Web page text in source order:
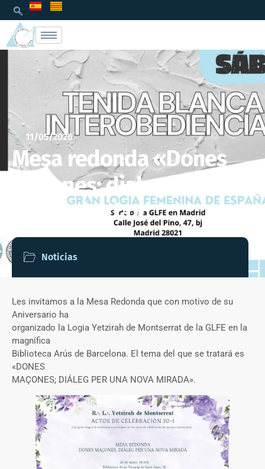
11/05/2026
Mesa redonda «Dones
Maçones; dialeg per una
nova mirada»
Noticias
Les invitamos a la Mesa Redonda que con motivo de su
Aniversario ha
organizado la Logia Yetzirah de Montserrat de la GLFE en la
magnífica
Biblioteca Arús de Barcelona. El tema del que se tratará es
«DONES
MAÇONES; DIÁLEG PER UNA NOVA MIRADA».